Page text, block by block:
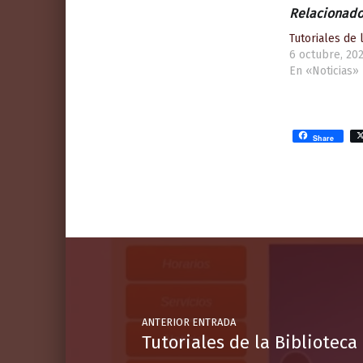
Relacionado
Tutoriales de
6 octubre,
En «Noticias»
Share
Navegación de entradas
ANTERIOR ENTRADA
Tutoriales de la Biblioteca